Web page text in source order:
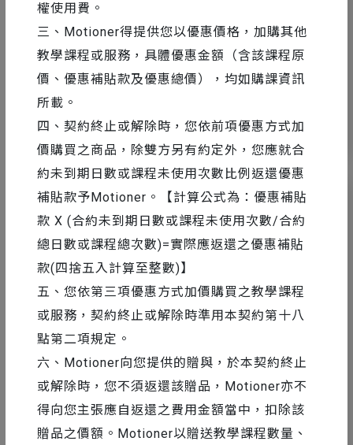
權使用費。
三、Motioner得提供您以優惠價格，加購其他
教學課程或服務，具體優惠金額（含該課程原
價、優惠補貼款及優惠總價），均如購課資訊
所載。
四、契約終止或解除時，您依前項優惠方式加
價購買之商品，除雙方另有約定外，您應就合
約未到期日數或課程未使用次數比例返還優惠
補貼款予Motioner。【計算公式為：優惠補貼
款 X (合約未到期日數或課程未使用次數/合約
總日數或課程總次數)=實際應返還之優惠補貼
款(四捨五入計算至整數)】
五、您依第三項優惠方式加價購買之教學課程
或服務，契約終止或解除時準用本契約第十八
點第二項規定。
六、Motioner向您提供的贈與，於本契約終止
或解除時，您不須返還該贈品，Motioner亦不
得向您主張應自返還之費用金額當中，扣除該
贈品之價額。Motioner以贈送教學課程數量、
Ai 進入 AE 工作流程技巧 #3｜擴大工作
區域
14 17652
AE 教學 2017-06-28
Licensing Error：AE 開啟出錯解決方法